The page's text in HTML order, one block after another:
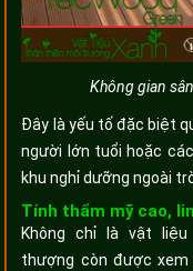
Không gian
Đây là yếu tố đặc biệt
người lớn tuổi hoặc
khu nghỉ dưỡng ngoài
Tính thẩm mỹ cao,
Không chỉ là vật
thượng còn được